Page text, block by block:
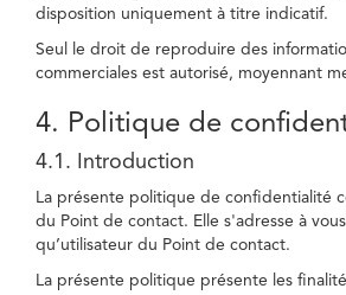
disposition uniquement à titre indicatif.
Seul le droit de reproduire des
commerciales est autorisé, moyennant
4. Politique de
4.1. Introduction
La présente politique de confidentialité
du Point de contact. Elle s'adresse à
qu’utilisateur du Point de contact.
La présente politique présente les